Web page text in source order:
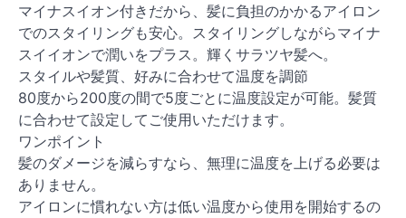
マイナスイオン付きだから、髪に負担のかかるアイロン
でのスタイリングも安心。スタイリングしながらマイナ
スイイオンで潤いをプラス。輝くサラツヤ髪へ。
スタイルや髪質、好みに合わせて温度を調節
80度から200度の間で5度ごとに温度設定が可能。髪質
に合わせて設定してご使用いただけます。
ワンポイント
髪のダメージを減らすなら、無理に温度を上げる必要は
ありません。
アイロンに慣れない方は低い温度から使用を開始するの